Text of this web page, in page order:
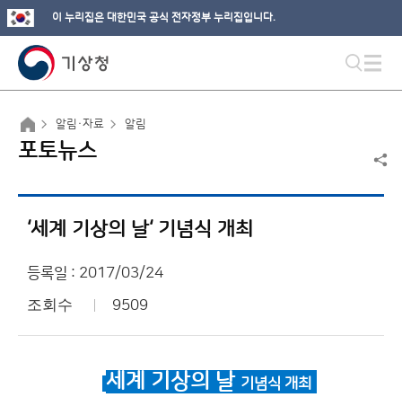
이 누리집은 대한민국 공식 전자정부 누리집입니다.
알림·자료 알림
포토뉴스
‘세계 기상의 날‘ 기념식 개최
등록일 : 2017/03/24
조회수 9509
세계 기상의 날 기념식 개최